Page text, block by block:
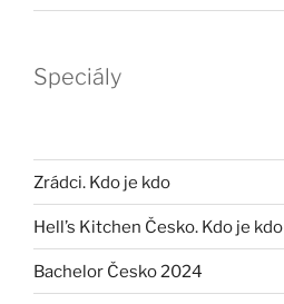
Speciály
Zrádci. Kdo je kdo
Hell’s Kitchen Česko. Kdo je kdo
Bachelor Česko 2024